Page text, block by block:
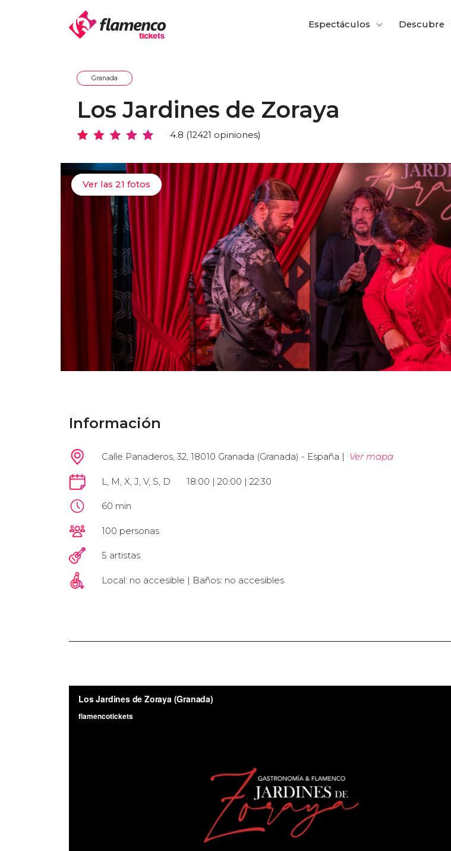
Espectáculos Descubre
Ver las 21 fotos
Granada
Los Jardines de Zoraya
4.8 (12421 opiniones)
Información
Calle Panaderos, 32, 18010 Granada (Granada) - España | Ver mapa
L, M, X, J, V, S, D 18:00 | 20:00 | 22:30
60 min
100 personas
5 artistas
Local: no accesible | Baños: no accesibles